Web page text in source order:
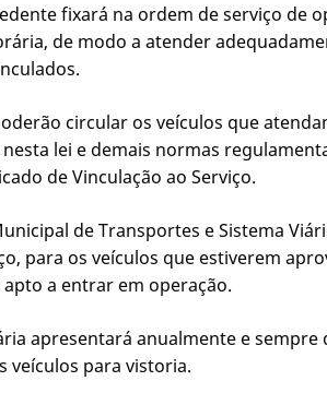
fixará na ordem de serviço de
de modo a atender
circular os veículos que
lei e demais normas
de Vinculação ao Serviço.
de Transportes e Sistema
para os veículos que estiverem
a entrar em operação.
apresentará anualmente e
veículos para vistoria.